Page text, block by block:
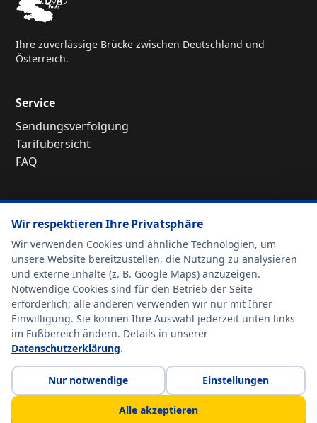
Ihre zuverlässige Brücke zwischen Deutschland und
Österreich.
Service
Sendungsverfolgung
Tarifübersicht
FAQ
Kontakt
Kiefersfelden: +49 8033 9794022 (9–18 Uhr)
Innsbruck: +43 660 7196703 (15–19 Uhr)
E-Mail:office@d-a-packs.at
Links
Kontakt
Anfahrt
Cookie-Einstellungen|Impressum
Wir respektieren Ihre Privatsphäre
Wir verwenden Cookies und ähnliche Technologien, um
unsere Website bereitzustellen, die Nutzung zu analysieren
und externe Inhalte (z. B. Google Maps) anzuzeigen.
Notwendige Cookies sind für den Betrieb der Seite
erforderlich; alle anderen verwenden wir nur mit Ihrer
Einwilligung. Sie können Ihre Auswahl jederzeit unten links
im Fußbereich ändern. Details in unserer
Datenschutzerklärung.
Nur notwendige Einstellungen
Alle akzeptieren